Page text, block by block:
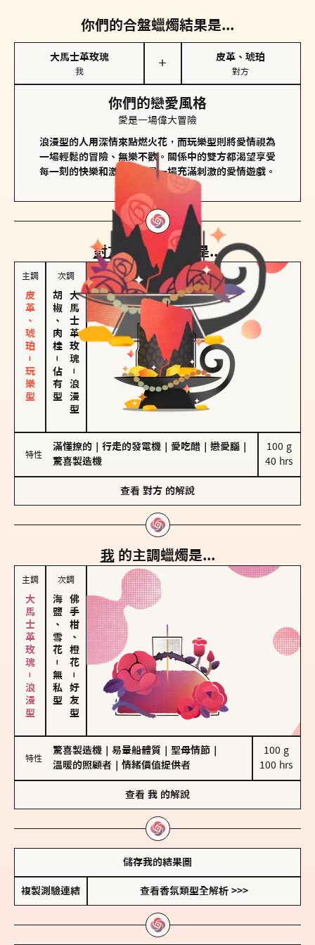
你們的合盤蠟燭結果是...
大馬士革玫瑰
我
＋
皮革、琥珀
對方
你們的戀愛風格
愛是一場偉大冒險
浪漫型的人用深情來點燃火花，而玩樂型則將愛情視為
一場輕鬆的冒險、無樂不歡。關係中的雙方都渴望享受
每一刻的快樂和激動，像是一場充滿刺激的愛情遊戲。
對方的主調蠟燭是...
主調
皮革、琥珀－玩樂型
次調
胡椒、肉桂
－
佔有型
大馬士革玫瑰
－
浪漫型
特性
滿懂撩的 行走的發電機 愛吃醋 戀愛腦
驚喜製造機
100 g
40 hrs
查看 對方 的解說
我 的主調蠟燭是...
主調
大馬士革玫瑰－浪漫型
次調
海鹽、雪花
－
無私型
佛手柑、橙花
－
好友型
特性
驚喜製造機 易暈船體質 聖母情節
溫暖的照顧者
情緒價值提供者
100 g
100 hrs
查看 我 的解說
儲存我的結果圖
複製測驗連結 查看香氛類型全解析 >>>